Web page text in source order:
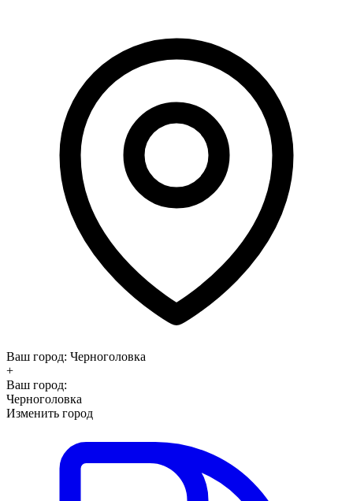
Ваш город: Черноголовка
+
Ваш город:
Черноголовка
Изменить город